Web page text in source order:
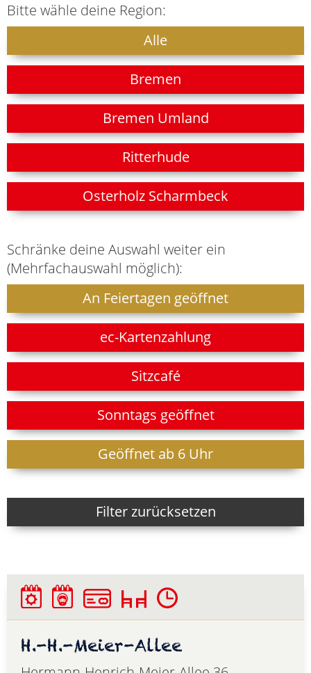
Bitte wähle deine Region:
Alle
Bremen
Bremen Umland
Ritterhude
Osterholz Scharmbeck
Schränke deine Auswahl weiter ein
(Mehrfachauswahl möglich):
An Feiertagen geöffnet
ec-Kartenzahlung
Sitzcafé
Sonntags geöffnet
Geöffnet ab 6 Uhr
Filter zurücksetzen
H.-H.-Meier-Allee